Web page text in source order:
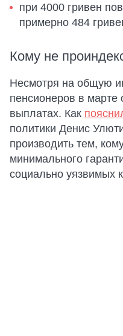
при 4000 гривен
примерно 484
Кому не
Несмотря на общую
пенсионеров в марте
выплатах. Как
политики Денис
производить тем,
минимального
социально уязвимых